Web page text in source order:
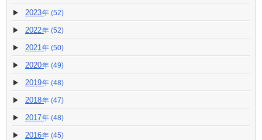
2023 (52)
2022 (52)
2021 (50)
2020 (49)
2019 (48)
2018 (47)
2017 (48)
2016 (45)